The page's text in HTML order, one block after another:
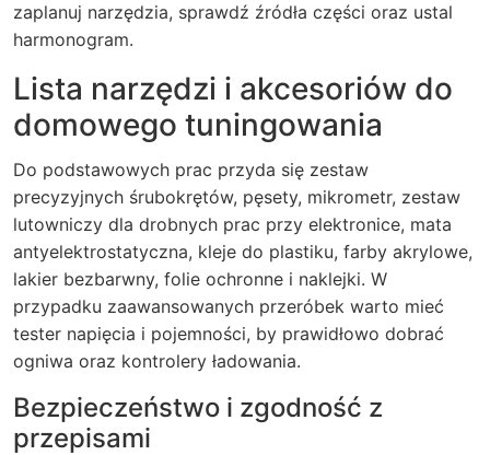
zaplanuj narzędzia, sprawdź źródła części oraz ustal
harmonogram.
Lista narzędzi i akcesoriów do
domowego tuningowania
Do podstawowych prac przyda się zestaw
precyzyjnych śrubokrętów, pęsety, mikrometr, zestaw
lutowniczy dla drobnych prac przy elektronice, mata
antyelektrostatyczna, kleje do plastiku, farby akrylowe,
lakier bezbarwny, folie ochronne i naklejki. W
przypadku zaawansowanych przeróbek warto mieć
tester napięcia i pojemności, by prawidłowo dobrać
ogniwa oraz kontrolery ładowania.
Bezpieczeństwo i zgodność z
przepisami